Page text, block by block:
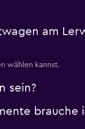
am
wählen kannst.
sein?
brauche